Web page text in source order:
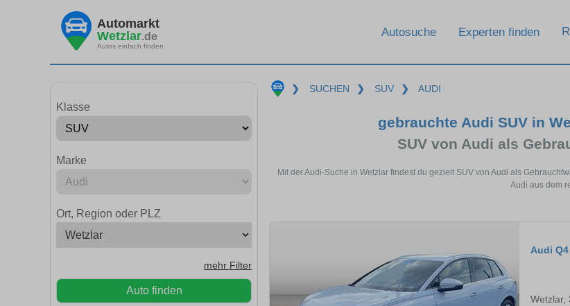
Automarkt
Wetzlar.de
Autos einfach finden
Autosuche Experten finden
Klasse
Marke
Ort, Region oder PLZ
mehr Filter
Auto finden
❯ SUCHEN ❯ SUV ❯ AUDI
gebrauchte Audi SUV in
SUV von Audi als
Mit der Audi-Suche in Wetzlar findest du gezielt SUV von Audi als
Audi aus dem
Audi
Wetzlar,